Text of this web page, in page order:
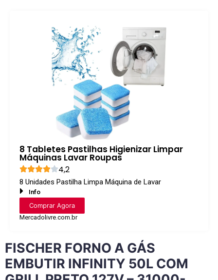
8 Tabletes Pastilhas Higienizar Limpar
Máquinas Lavar Roupas
4,2
8 Unidades Pastilha Limpa Máquina de Lavar
Info
Comprar Agora
Mercadolivre.com.br
FISCHER FORNO A GÁS
EMBUTIR INFINITY 50L COM